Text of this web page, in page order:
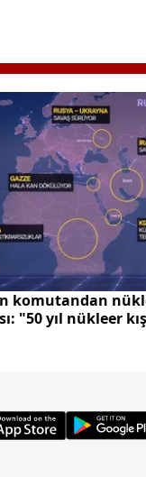
komutandan
"50 yıl nükleer kış